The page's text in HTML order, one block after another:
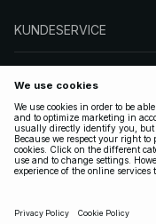
KUNDESERVICE
FØLG OSS
LOVLIG